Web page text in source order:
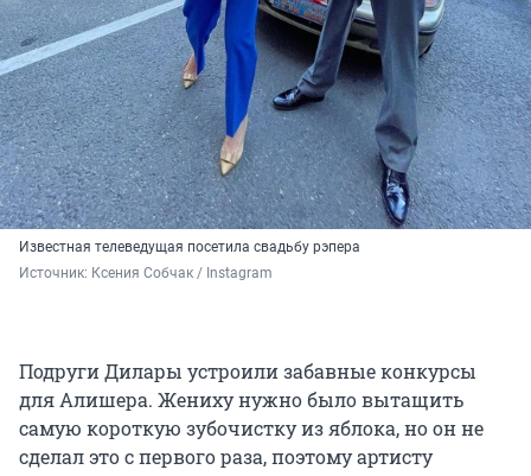
Известная телеведущая посетила свадьбу рэпера
Источник: Ксения Собчак / Instagram
Подруги Дилары устроили забавные конкурсы
для Алишера. Жениху нужно было вытащить
самую короткую зубочистку из яблока, но он не
сделал это с первого раза, поэтому артисту